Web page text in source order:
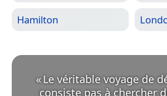
Hamilton
«Le véritable voyage de
consiste pas à chercher